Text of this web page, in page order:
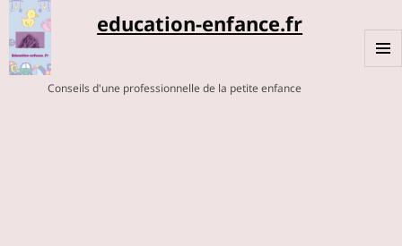
education-enfance.fr
Conseils d'une professionnelle de la petite enfance